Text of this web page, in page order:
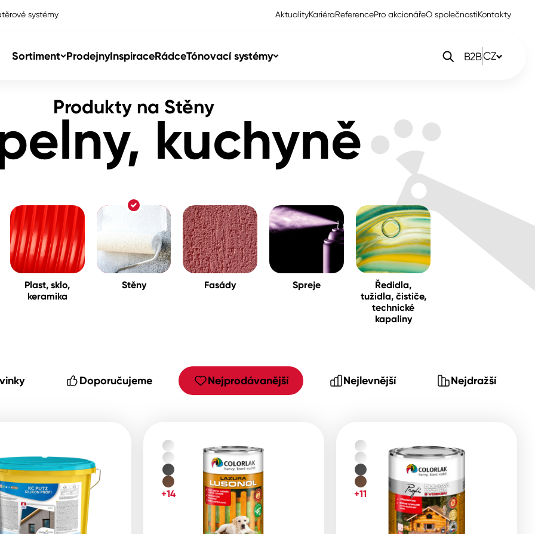
systémy AktualityKariéraReferencePro akcionářeO společnostiKontakty
Sortiment ProdejnyInspiraceRádceTónovací systémy B2BCZ
EN
Colorlak Profi
Colorlak Pta
Produkty na Stěny
kuchyně
Plast, sklo,
keramika
Stěny Fasády Spreje
Ředidla,
tužidla, čističe,
technické
kapaliny
Doporučujeme Nejprodávanější Nejlevnější Nejdražší
+14 +11